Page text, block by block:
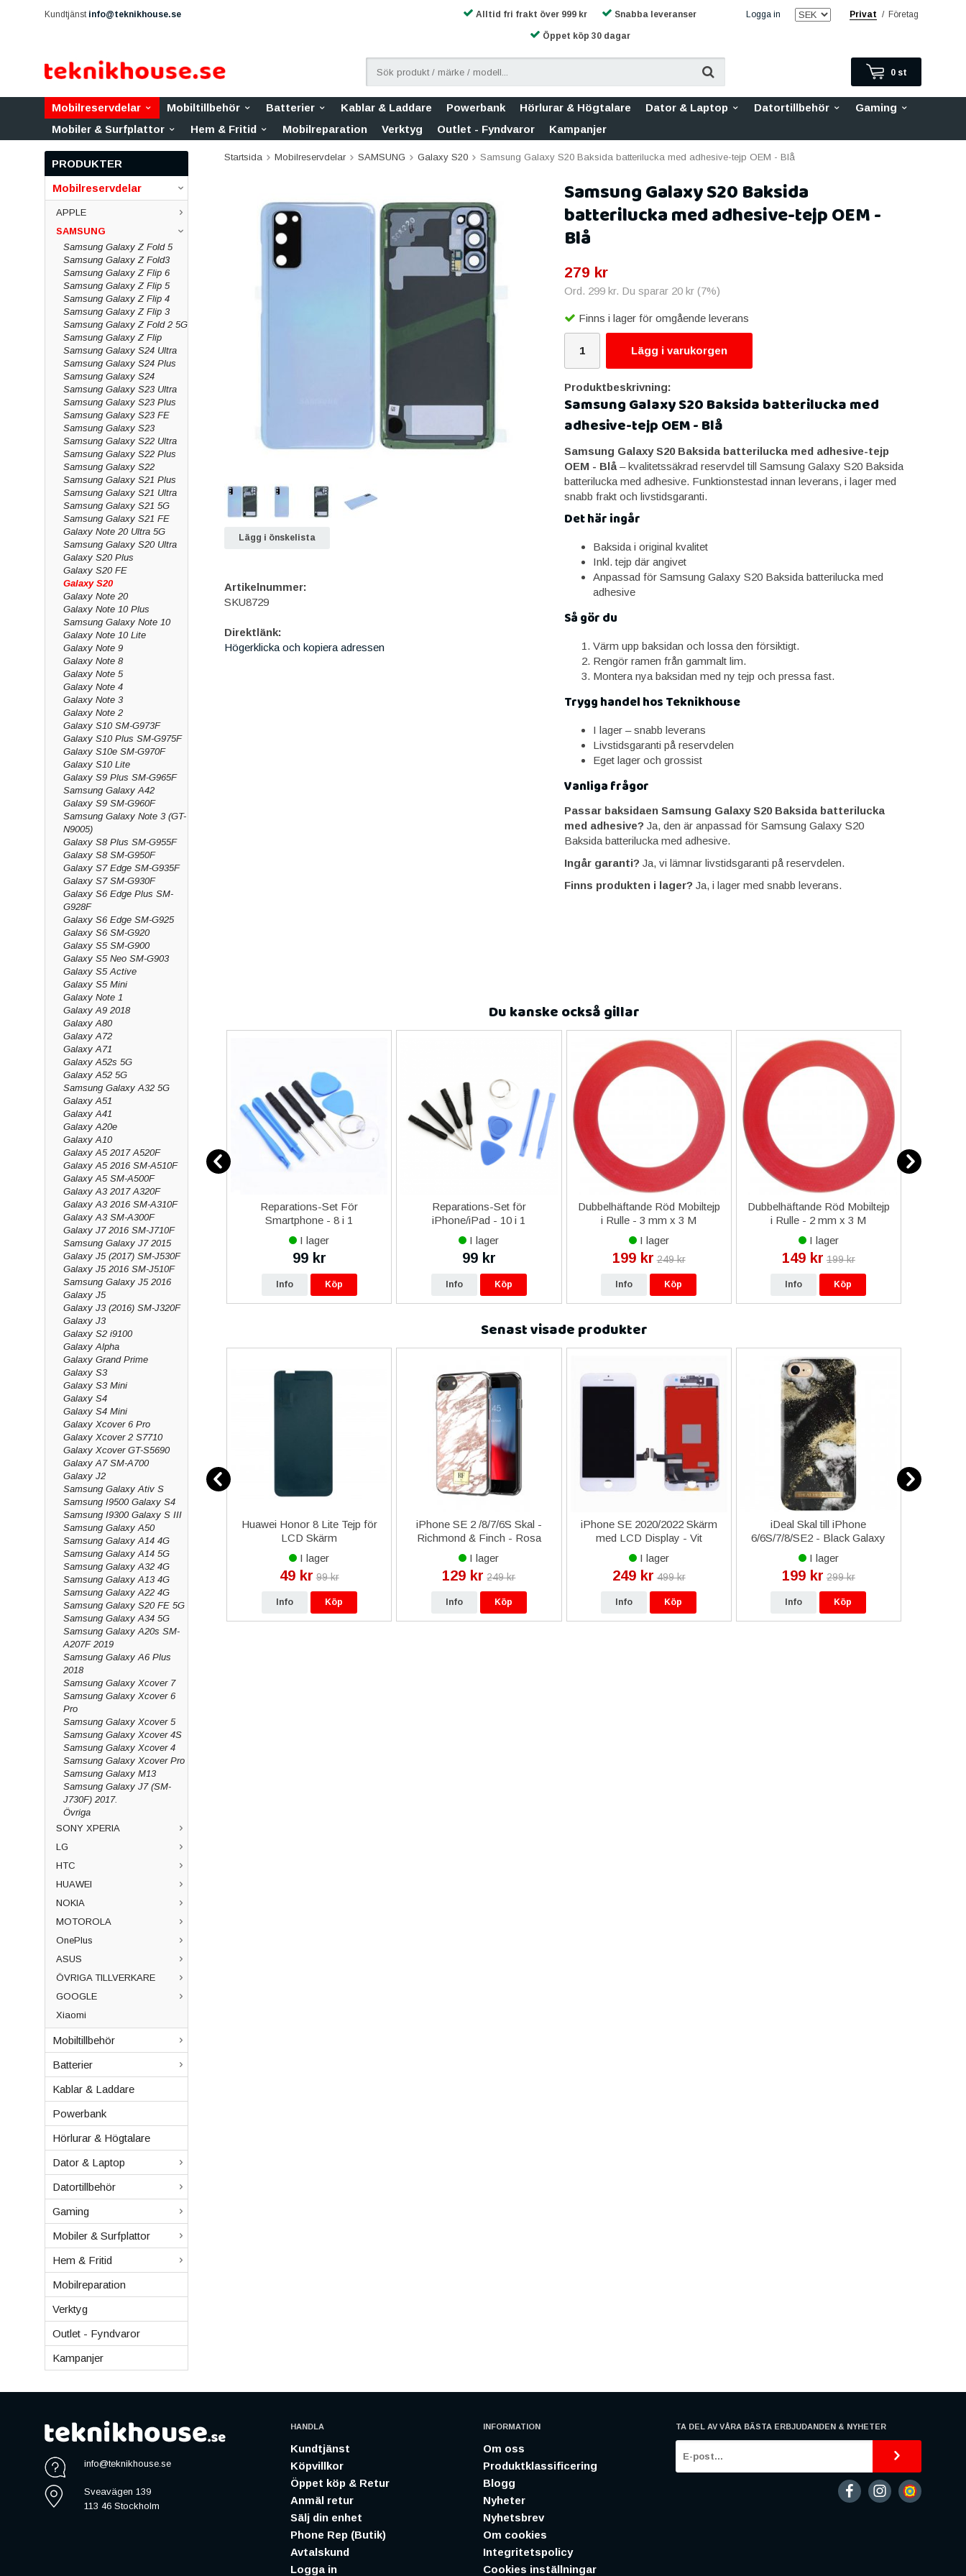
Kundtjänst info@teknikhouse.se Logga in Privat / Företag
Alltid fri frakt över 999 kr Snabba leveranser
Öppet köp 30 dagar
0 st
Mobilreservdelar Mobiltillbehör Batterier Kablar & Laddare Powerbank Hörlurar & Högtalare Dator & Laptop Datortillbehör
Gaming
Mobiler & Surfplattor
Hem & Fritid Mobilreparation Verktyg Outlet - Fyndvaror Kampanjer
PRODUKTER
Mobilreservdelar
APPLE
SAMSUNG
Samsung Galaxy Z Fold 5
Samsung Galaxy Z Fold3
Samsung Galaxy Z Flip 6
Samsung Galaxy Z Flip 5
Samsung Galaxy Z Flip 4
Samsung Galaxy Z Flip 3
Samsung Galaxy Z Fold 2 5G
Samsung Galaxy Z Flip
Samsung Galaxy S24 Ultra
Samsung Galaxy S24 Plus
Samsung Galaxy S24
Samsung Galaxy S23 Ultra
Samsung Galaxy S23 Plus
Samsung Galaxy S23 FE
Samsung Galaxy S23
Samsung Galaxy S22 Ultra
Samsung Galaxy S22 Plus
Samsung Galaxy S22
Samsung Galaxy S21 Plus
Samsung Galaxy S21 Ultra
Samsung Galaxy S21 5G
Samsung Galaxy S21 FE
Galaxy Note 20 Ultra 5G
Samsung Galaxy S20 Ultra
Galaxy S20 Plus
Galaxy S20 FE
Galaxy S20
Galaxy Note 20
Galaxy Note 10 Plus
Samsung Galaxy Note 10
Galaxy Note 10 Lite
Galaxy Note 9
Galaxy Note 8
Galaxy Note 5
Galaxy Note 4
Galaxy Note 3
Galaxy Note 2
Galaxy S10 SM-G973F
Galaxy S10 Plus SM-G975F
Galaxy S10e SM-G970F
Galaxy S10 Lite
Galaxy S9 Plus SM-G965F
Samsung Galaxy A42
Galaxy S9 SM-G960F
Samsung Galaxy Note 3 (GT-
N9005)
Galaxy S8 Plus SM-G955F
Galaxy S8 SM-G950F
Galaxy S7 Edge SM-G935F
Galaxy S7 SM-G930F
Galaxy S6 Edge Plus SM-
G928F
Galaxy S6 Edge SM-G925
Galaxy S6 SM-G920
Galaxy S5 SM-G900
Galaxy S5 Neo SM-G903
Galaxy S5 Active
Galaxy S5 Mini
Galaxy Note 1
Galaxy A9 2018
Galaxy A80
Galaxy A72
Galaxy A71
Galaxy A52s 5G
Galaxy A52 5G
Samsung Galaxy A32 5G
Galaxy A51
Galaxy A41
Galaxy A20e
Galaxy A10
Galaxy A5 2017 A520F
Galaxy A5 2016 SM-A510F
Galaxy A5 SM-A500F
Galaxy A3 2017 A320F
Galaxy A3 2016 SM-A310F
Galaxy A3 SM-A300F
Galaxy J7 2016 SM-J710F
Samsung Galaxy J7 2015
Galaxy J5 (2017) SM-J530F
Galaxy J5 2016 SM-J510F
Samsung Galaxy J5 2016
Galaxy J5
Galaxy J3 (2016) SM-J320F
Galaxy J3
Galaxy S2 i9100
Galaxy Alpha
Galaxy Grand Prime
Galaxy S3
Galaxy S3 Mini
Galaxy S4
Galaxy S4 Mini
Galaxy Xcover 6 Pro
Galaxy Xcover 2 S7710
Galaxy Xcover GT-S5690
Galaxy A7 SM-A700
Galaxy J2
Samsung Galaxy Ativ S
Samsung I9500 Galaxy S4
Samsung I9300 Galaxy S III
Samsung Galaxy A50
Samsung Galaxy A14 4G
Samsung Galaxy A14 5G
Samsung Galaxy A32 4G
Samsung Galaxy A13 4G
Samsung Galaxy A22 4G
Samsung Galaxy S20 FE 5G
Samsung Galaxy A34 5G
Samsung Galaxy A20s SM-
A207F 2019
Samsung Galaxy A6 Plus
2018
Samsung Galaxy Xcover 7
Samsung Galaxy Xcover 6
Pro
Samsung Galaxy Xcover 5
Samsung Galaxy Xcover 4S
Samsung Galaxy Xcover 4
Samsung Galaxy Xcover Pro
Samsung Galaxy M13
Samsung Galaxy J7 (SM-
J730F) 2017.
Övriga
SONY XPERIA
LG
HTC
HUAWEI
NOKIA
MOTOROLA
OnePlus
ASUS
ÖVRIGA TILLVERKARE
GOOGLE
Xiaomi
Mobiltillbehör
Batterier
Kablar & Laddare
Powerbank
Hörlurar & Högtalare
Dator & Laptop
Datortillbehör
Gaming
Mobiler & Surfplattor
Hem & Fritid
Mobilreparation
Verktyg
Outlet - Fyndvaror
Kampanjer
Startsida Mobilreservdelar SAMSUNG Galaxy S20 Samsung Galaxy S20 Baksida batterilucka med adhesive-tejp OEM - Blå
Samsung Galaxy S20 Baksida
batterilucka med adhesive-tejp OEM -
Blå
279 kr
Ord. 299 kr. Du sparar 20 kr(7%)
Finns i lager för omgående leverans
Lägg i varukorgen
Produktbeskrivning:
Samsung Galaxy S20 Baksida batterilucka med
adhesive-tejp OEM - Blå
Samsung Galaxy S20 Baksida batterilucka med adhesive-tejp
OEM - Blå– kvalitetssäkrad reservdel till Samsung Galaxy S20 Baksida
batterilucka med adhesive. Funktionstestad innan leverans, i lager med
snabb frakt och livstidsgaranti.
Det här ingår
Baksida i original kvalitet
Inkl. tejp där angivet
Anpassad för Samsung Galaxy S20 Baksida batterilucka med
adhesive
Så gör du
Värm upp baksidan och lossa den försiktigt.
Rengör ramen från gammalt lim.
Montera nya baksidan med ny tejp och pressa fast.
Trygg handel hos Teknikhouse
I lager – snabb leverans
Livstidsgaranti på reservdelen
Eget lager och grossist
Vanliga frågor
Passar baksidaen Samsung Galaxy S20 Baksida batterilucka
med adhesive? Ja, den är anpassad för Samsung Galaxy S20
Baksida batterilucka med adhesive.
Ingår garanti? Ja, vi lämnar livstidsgaranti på reservdelen.
Finns produkten i lager? Ja, i lager med snabb leverans.
Lägg i önskelista
Artikelnummer:
SKU8729
Direktlänk:
Högerklicka och kopiera adressen
Du kanske också gillar
iPhone 13 mini iPhone 13 Pro
Max iPhone 14 Plus iPhone
14 Pro Max iPhone 15 Plus
iPhone 15 Pro Max Baseus
Magnetisk Mobilhållare
I lager
649 kr 699 kr
Info Köp
Reparations-Set För
Smartphone - 8 i 1
I lager
99 kr
Info Köp
Reparations-Set för
iPhone/iPad - 10 i 1
I lager
99 kr
Info Köp
Dubbelhäftande Röd Mobiltejp
i Rulle - 3 mm x 3 M
I lager
199 kr 249 kr
Info Köp
Dubbelhäftande Röd Mobiltejp
i Rulle - 2 mm x 3 M
I lager
149 kr 199 kr
Info Köp
Senast visade produkter
Samsung Galaxy A32 5G
Självhäftande tejp för Baksida
I lager
79 kr 99 kr
Info Köp
Huawei Honor 8 Lite Tejp för
LCD Skärm
I lager
49 kr 99 kr
Info Köp
iPhone SE 2 /8/7/6S Skal -
Richmond & Finch - Rosa
Guld Marmor
I lager
129 kr 249 kr
Info Köp
iPhone SE 2020/2022 Skärm
med LCD Display - Vit
I lager
249 kr 499 kr
Info Köp
iDeal Skal till iPhone
6/6S/7/8/SE2 - Black Galaxy
Marble
I lager
199 kr 299 kr
Info Köp
info@teknikhouse.se
Sveavägen 139
113 46 Stockholm
HANDLA
Kundtjänst
Köpvillkor
Öppet köp & Retur
Anmäl retur
Sälj din enhet
Phone Rep (Butik)
Avtalskund
Logga in
INFORMATION
Om oss
Produktklassificering
Blogg
Nyheter
Nyhetsbrev
Om cookies
Integritetspolicy
Cookies inställningar
TA DEL AV VÅRA BÄSTA ERBJUDANDEN & NYHETER